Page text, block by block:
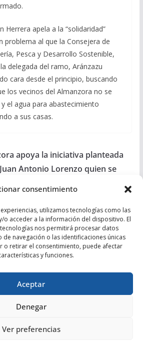
consentimiento
utilizamos tecnologías como las
o acceder a la información del dispositivo. El
nos permitirá procesar datos
navegación o las identificaciones únicas
o retirar el consentimiento, puede afectar
y funciones.
Aceptar
Denegar
Ver preferencias
Herrera apela a la “solidaridad”
problema al que la Consejera de
Pesca y Desarrollo Sostenible,
delegada del ramo, Aránzazu
cara desde el principio, buscando
los vecinos del Almanzora no se
el agua para abastecimiento
a sus casas.
apoya la iniciativa planteada
Antonio Lorenzo quien se
Dirección del PP aprueba una
Moción que se presentará en
para apoyar al sector
Partido Popular de Almería